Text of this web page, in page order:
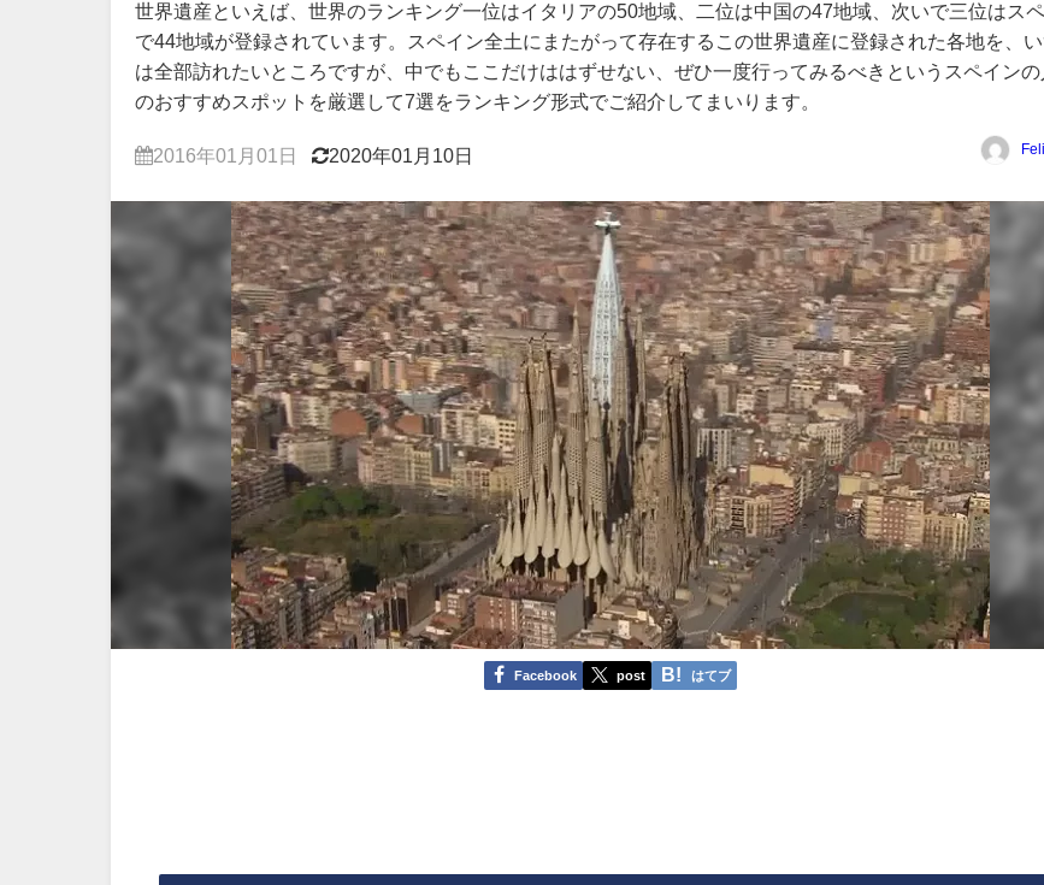
世界遺産といえば、世界のランキング一位はイタリアの50地域、二位は中国の47地域、次いで三位はス
で44地域が登録されています。スペイン全土にまたがって存在するこの世界遺産に登録された各地を、
は全部訪れたいところですが、中でもここだけははずせない、ぜひ一度行ってみるべきというスペイン
のおすすめスポットを厳選して7選をランキング形式でご紹介してまいります。
2016年01月01日 2020年01月10日
Facebook post はてブ